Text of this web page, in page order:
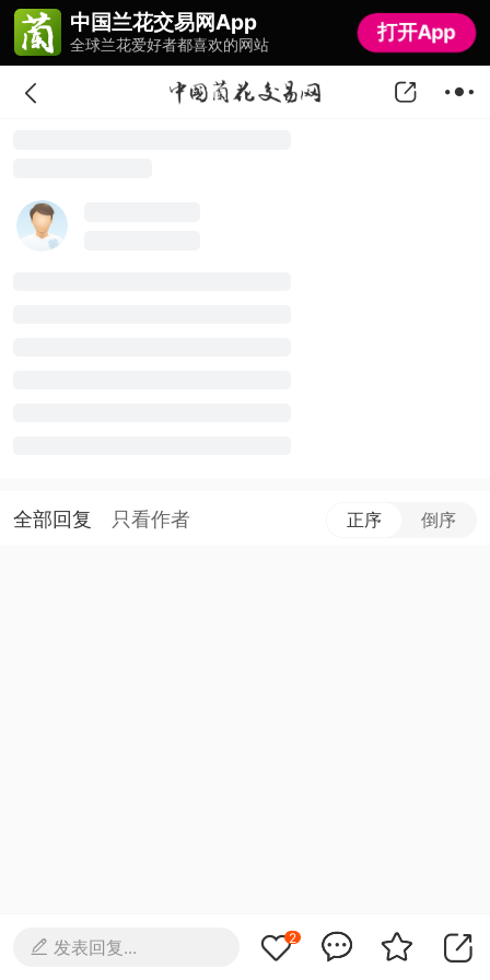
中国兰花交易网App
全球兰花爱好者都喜欢的网站
打开App
中国兰花交易网App
全球兰花爱好者都喜欢的网站
打开App
全部回复 只看作者 正序 倒序
发表回复...
2